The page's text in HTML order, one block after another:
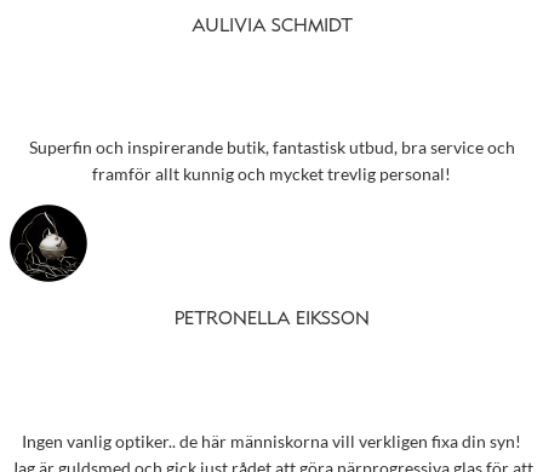
AULIVIA SCHMIDT
Superfin och inspirerande butik, fantastisk utbud, bra service och
framför allt kunnig och mycket trevlig personal!
PETRONELLA EIKSSON
Ingen vanlig optiker.. de här människorna vill verkligen fixa din syn!
Jag är guldsmed och gick just rådet att göra närprogressiva glas för att